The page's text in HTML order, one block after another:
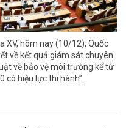
XV, hôm nay (10/12), Quốc
về kết quả giám sát chuyên
về bảo vệ môi trường kể từ
có hiệu lực thi hành”.